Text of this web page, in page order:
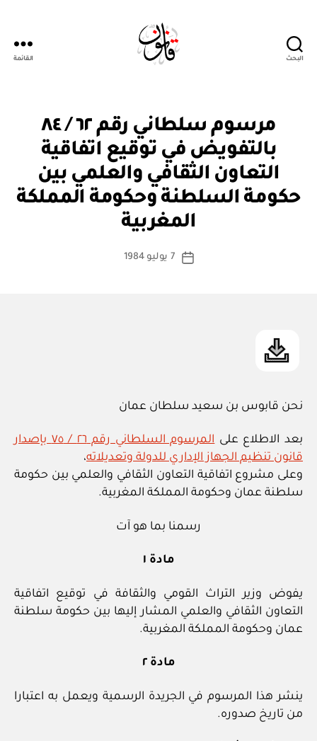
البحث القائمة
التصنيفات
مرسوم سلطاني رقم ٦٢ / ٨٤
بالتفويض في توقيع اتفاقية
التعاون الثقافي والعلمي بين
حكومة السلطنة وحكومة المملكة
المغربية
كاتب
بو
ا
س
ة
تاريخ
7 يوليو 1984
نحن قابوس بن سعيد سلطان عمان
بعد الاطلاع على
المرسوم السلطاني رقم ٢٦ / ٧٥ بإصدار
قانون تنظيم الجهاز الإداري للدولة وتعديلاته،
وعلى مشروع اتفاقية التعاون الثقافي والعلمي بين حكومة
سلطنة عمان وحكومة المملكة المغربية.
رسمنا بما هو آت
مادة ١
يفوض وزير التراث القومي والثقافة في توقيع اتفاقية
التعاون الثقافي والعلمي المشار إليها بين حكومة سلطنة
عمان وحكومة المملكة المغربية.
مادة ٢
ينشر هذا المرسوم في الجريدة الرسمية ويعمل به اعتبارا
من تاريخ صدوره.